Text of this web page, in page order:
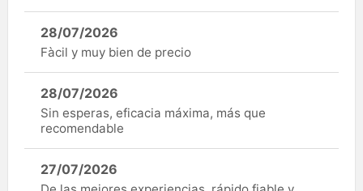
28/07/2026
Fàcil y muy bien de precio
28/07/2026
Sin esperas, eficacia máxima, más que
recomendable
27/07/2026